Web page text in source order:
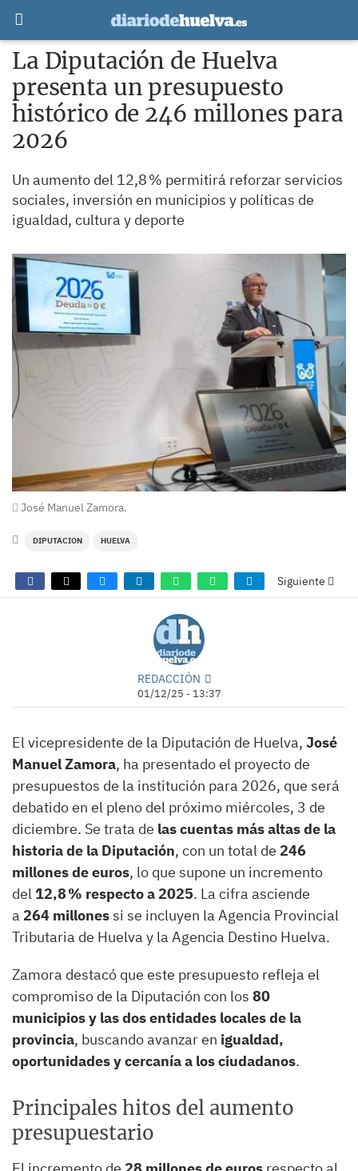
La Diputación de Huelva
presenta un presupuesto
histórico de 246 millones para
2026
Un aumento del 12,8 % permitirá reforzar servicios
sociales, inversión en municipios y políticas de
igualdad, cultura y deporte
José Manuel Zamora.
DIPUTACION HUELVA
Siguiente
REDACCIÓN
01/12/25 - 13:37
El vicepresidente de la Diputación de Huelva, José
Manuel Zamora, ha presentado el proyecto de
presupuestos de la institución para 2026, que será
debatido en el pleno del próximo miércoles, 3 de
diciembre. Se trata de las cuentas más altas de la
historia de la Diputación, con un total de 246
millones de euros, lo que supone un incremento
del 12,8 % respecto a 2025. La cifra asciende
a 264 millonessi se incluyen la Agencia Provincial
Tributaria de Huelva y la Agencia Destino Huelva.
Zamora destacó que este presupuesto refleja el
compromiso de la Diputación con los 80
municipios y las dos entidades locales de la
provincia, buscando avanzar en igualdad,
oportunidades y cercanía a los ciudadanos.
Principales hitos del aumento
presupuestario